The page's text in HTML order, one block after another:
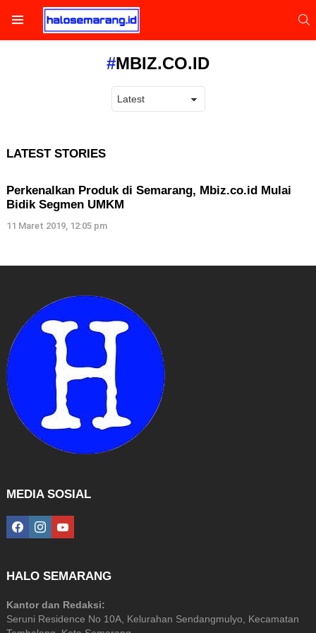
MBIZ.CO.ID
LATEST STORIES
Perkenalkan Produk di Semarang, Mbiz.co.id Mulai
Bidik Segmen UMKM
11 Maret 2019, 12:05 pm
MEDIA SOSIAL
facebookinstagramyoutube
HALO SEMARANG
Kantor dan Redaksi:
Seruni Residence No 10A, Kelurahan Sendangmulyo, Kecamatan